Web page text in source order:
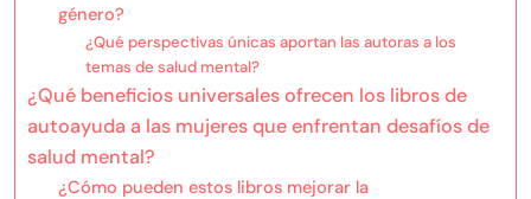
género?
¿Qué perspectivas únicas aportan las autoras a los
temas de salud mental?
¿Qué beneficios universales ofrecen los libros de
autoayuda a las mujeres que enfrentan desafíos de
salud mental?
¿Cómo pueden estos libros mejorar la